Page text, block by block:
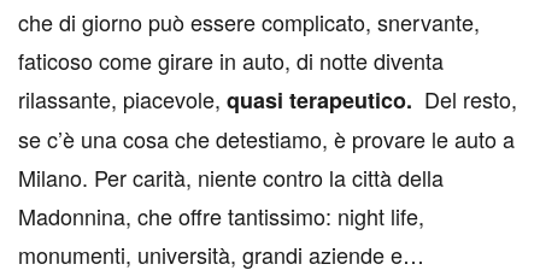
che di giorno può essere complicato, snervante,
faticoso come girare in auto, di notte diventa
rilassante, piacevole, quasi terapeutico. Del resto,
se c’è una cosa che detestiamo, è provare le auto a
Milano. Per carità, niente contro la città della
Madonnina, che offre tantissimo: night life,
monumenti, università, grandi aziende e…